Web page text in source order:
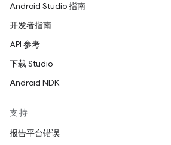
Android Studio 指南
开发者指南
API 参考
下载 Studio
Android NDK
支持
报告平台错误